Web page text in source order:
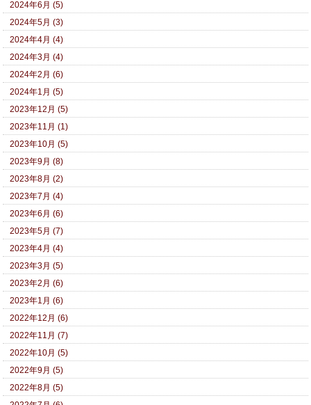
2024年6月 (5)
2024年5月 (3)
2024年4月 (4)
2024年3月 (4)
2024年2月 (6)
2024年1月 (5)
2023年12月 (5)
2023年11月 (1)
2023年10月 (5)
2023年9月 (8)
2023年8月 (2)
2023年7月 (4)
2023年6月 (6)
2023年5月 (7)
2023年4月 (4)
2023年3月 (5)
2023年2月 (6)
2023年1月 (6)
2022年12月 (6)
2022年11月 (7)
2022年10月 (5)
2022年9月 (5)
2022年8月 (5)